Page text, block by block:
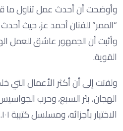
وأوضحت أن أحدث عمل تناول ما
“الممر” للفنان أحمد عز، حيث
وأثبت أن الجمهور عاشق للعمل
القوية.
ولفتت إلى أن أكثر الأعمال التي
الهجان، بئر السبع، وحرب
الاختيار بأجزائه، ومسلسل كتيبة ١٠١.